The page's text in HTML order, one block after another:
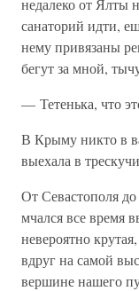
недалеко от Ялты
санаторий идти,
нему привязаны
бегут за мной,
— Тетенька, что
В Крыму никто в
выехала в
От Севастополя
мчался все время
невероятно
вдруг на самой
вершине нашего